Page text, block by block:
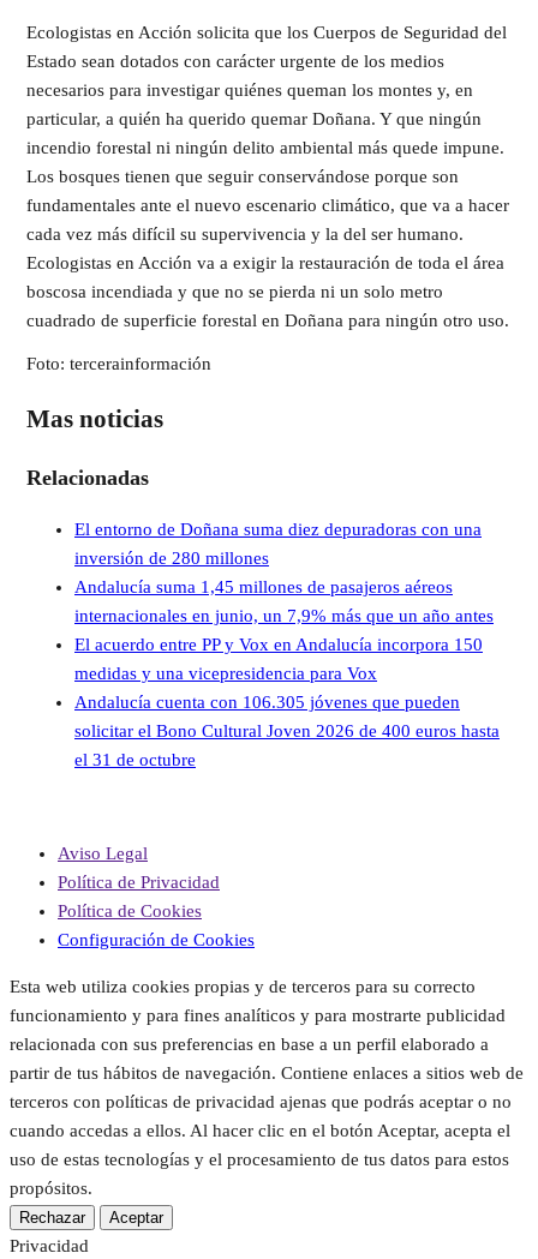
Ecologistas en Acción solicita que los Cuerpos de Seguridad del
Estado sean dotados con carácter urgente de los medios
necesarios para investigar quiénes queman los montes y, en
particular, a quién ha querido quemar Doñana. Y que ningún
incendio forestal ni ningún delito ambiental más quede impune.
Los bosques tienen que seguir conservándose porque son
fundamentales ante el nuevo escenario climático, que va a hacer
cada vez más difícil su supervivencia y la del ser humano.
Ecologistas en Acción va a exigir la restauración de toda el área
boscosa incendiada y que no se pierda ni un solo metro
cuadrado de superficie forestal en Doñana para ningún otro uso.
Foto: tercerainformación
Mas noticias
Relacionadas
El entorno de Doñana suma diez depuradoras con una
inversión de 280 millones
Andalucía suma 1,45 millones de pasajeros aéreos
internacionales en junio, un 7,9% más que un año antes
El acuerdo entre PP y Vox en Andalucía incorpora 150
medidas y una vicepresidencia para Vox
Andalucía cuenta con 106.305 jóvenes que pueden
solicitar el Bono Cultural Joven 2026 de 400 euros hasta
el 31 de octubre
Aviso Legal
Política de Privacidad
Política de Cookies
Configuración de Cookies
Esta web utiliza cookies propias y de terceros para su correcto
funcionamiento y para fines analíticos y para mostrarte publicidad
relacionada con sus preferencias en base a un perfil elaborado a
partir de tus hábitos de navegación. Contiene enlaces a sitios web de
terceros con políticas de privacidad ajenas que podrás aceptar o no
cuando accedas a ellos. Al hacer clic en el botón Aceptar, acepta el
uso de estas tecnologías y el procesamiento de tus datos para estos
propósitos.
Rechazar Aceptar
Privacidad